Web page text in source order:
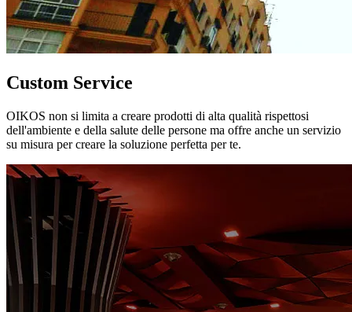
Custom Service
OIKOS non si limita a creare prodotti di alta qualità rispettosi
dell'ambiente e della salute delle persone ma offre anche un servizio
su misura per creare la soluzione perfetta per te.